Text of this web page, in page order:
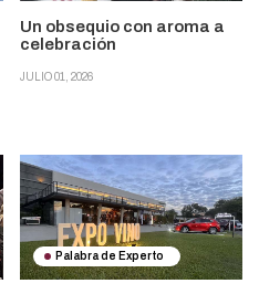
Un obsequio con aroma a
celebración
JULIO 01, 2026
Palabra de Experto